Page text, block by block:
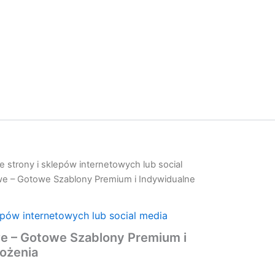
strony i sklepów internetowych lub social
– Gotowe Szablony Premium i Indywidualne
internetowych lub social media
– Gotowe Szablony Premium i